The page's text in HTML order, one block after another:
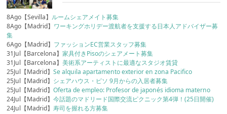
8Ago【Sevilla】 ルームシェアメイト募集
8Ago【Madrid】 ワーキングホリデー渡航者を支援する日本人アドバイザー募
集
6Ago【Madrid】 ファッションEC営業スタッフ募集
31Jul【Barcelona】家具付きPisoのシェアメート募集
31Jul【Barcelona】美術系アーティストに最適なスタジオ賃貸
25Jul【Madrid】Se alquila apartamento exterior en zona Pacifico
25Jul【Madrid】 シェアハウス・ピソ 9月からの入居者募集
25Jul【Madrid】Oferta de empleo: Profesor de japonés idioma materno
24Jul【Madrid】今話題のマドリード国際交流ピクニック第4弾！(25日開催)
24Jul【Madrid】寿司を握れる方募集